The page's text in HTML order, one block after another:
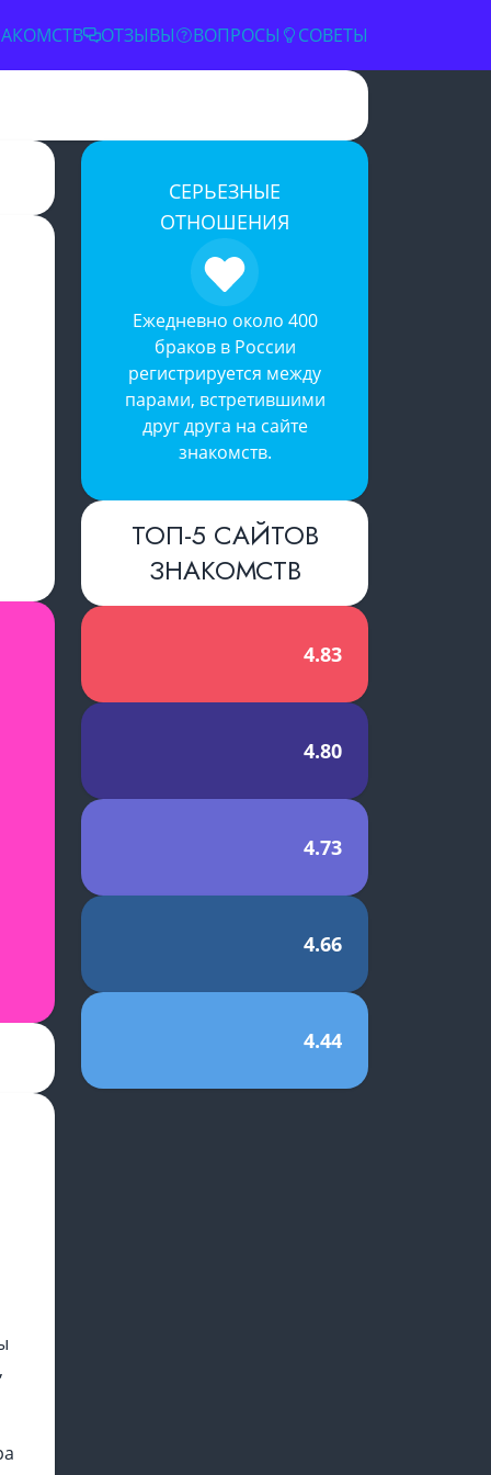
ОТЗЫВЫ ВОПРОСЫ СОВЕТЫ
СЕРЬЕЗНЫЕ
ОТНОШЕНИЯ
Ежедневно около 400
браков в России
регистрируется между
парами, встретившими
друг друга на сайте
знакомств.
ТОП-5 САЙТОВ
ЗНАКОМСТВ
4.83
4.80
4.73
4.66
4.44